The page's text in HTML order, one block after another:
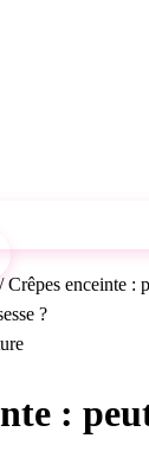
/ Crêpes enceinte :
?
: